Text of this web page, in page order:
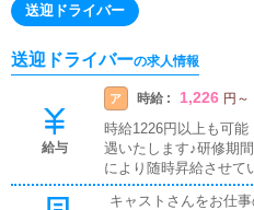
送迎ドライバー
送迎ドライバーの求人情報
給与
ア 時給 : 1,226 円 ～
時給1226円以上も可
遇いたします♪研修期
により随時昇給させて
ク】5時間勤務から可
キャストさんをお仕